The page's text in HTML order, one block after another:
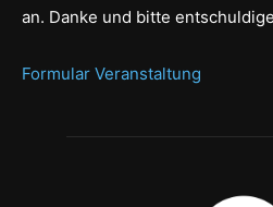
an. Danke und bitte
Formular Veranstaltung